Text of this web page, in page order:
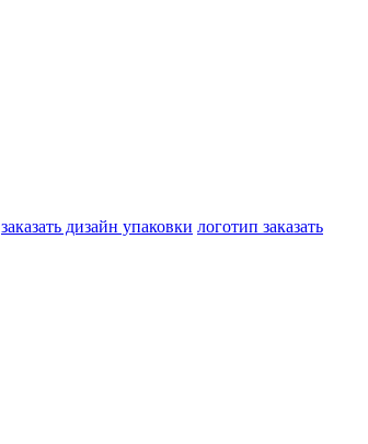
заказать дизайн упаковки логотип заказать